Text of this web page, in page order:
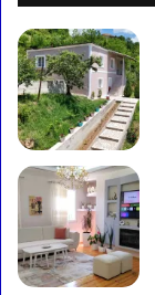
e
r
i
n
ë
4
k
g
h
e
r
e
u
n
d
i
m
t
ë
r
r